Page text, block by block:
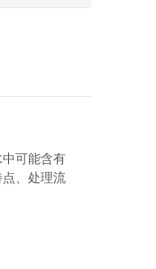
可能含有
、处理流